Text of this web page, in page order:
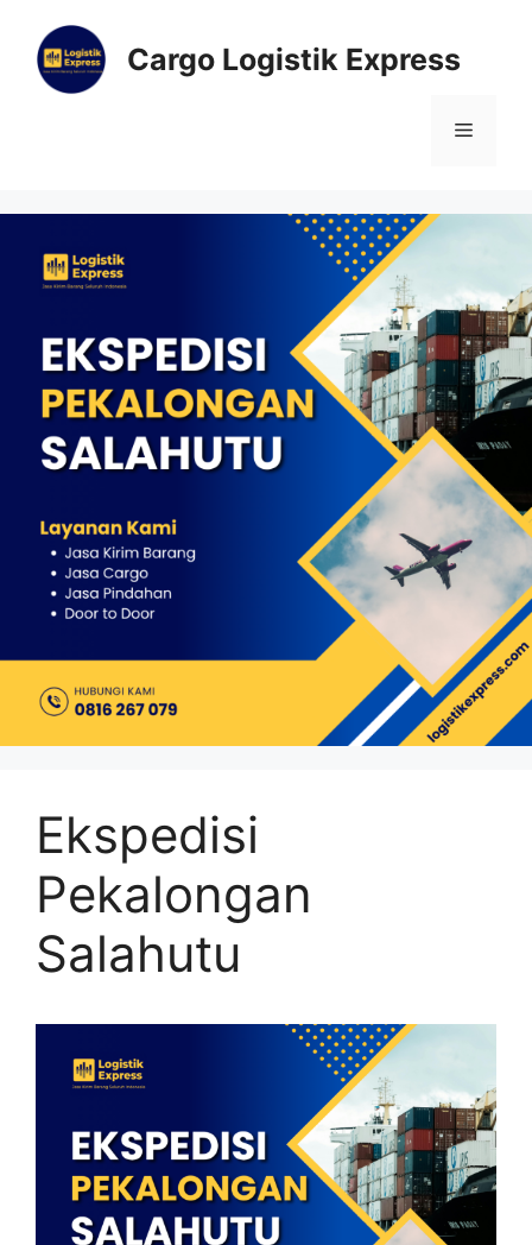
Cargo Logistik Express
Ekspedisi
Pekalongan
Salahutu